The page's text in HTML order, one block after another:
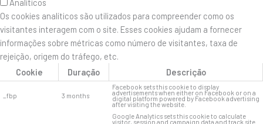
Analíticos
Os cookies analíticos são utilizados para compreender como os
visitantes interagem com o site. Esses cookies ajudam a fornecer
informações sobre métricas como número de visitantes, taxa de
rejeição, origem do tráfego, etc.
Cookie
Duração Descrição
_fbp 3 months
Facebook sets this cookie to display
advertisements when either on Facebook or on a
digital platform powered by Facebook advertising
after visiting the website.
Google Analytics sets this cookie to calculate
visitor, session and campaign data and track site